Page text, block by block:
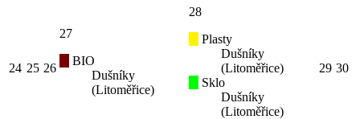
24 25 26
27
BIO
Dušníky
(Litoměřice)
28
Plasty
Dušníky
(Litoměřice)
Sklo
Dušníky
(Litoměřice)
29 30